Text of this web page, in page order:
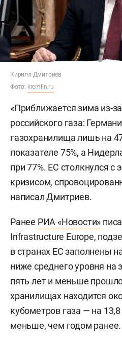
Кирилл Дмитриев
Фото: kremlin.ru
«Приближается зима из-
российского газа:
газохранилища лишь на
показателе 75%, а
при 77%. ЕС столкнулся с
кризисом,
написал Дмитриев.
Ранее РИА «Новости»
Infrastructure Europe,
в странах ЕС заполнены
ниже среднего уровня на
пять лет и меньше
хранилищах находится
кубометров газа — на
меньше, чем годом ранее.